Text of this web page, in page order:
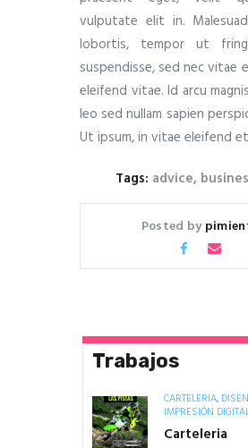
vulputate elit in.
lobortis, tempor ut
suspendisse, sed nec vitae
eleifend vitae. Id arcu
leo sed nullam sapien
Ut ipsum, in vitae eleifend
Tags: advice,
Posted by
Trabajos
CARTELERÍA,
IMPRESIÓN
Carteleria